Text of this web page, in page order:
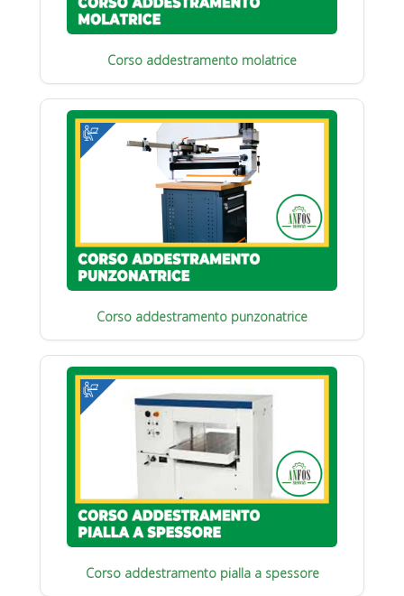
Corso addestramento molatrice
Corso addestramento punzonatrice
Corso addestramento pialla a spessore